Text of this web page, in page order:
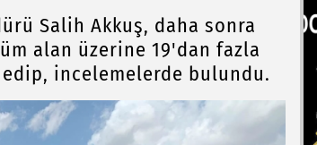
Salih Akkuş, daha sonra
alan üzerine 19'dan fazla
incelemelerde bulundu.